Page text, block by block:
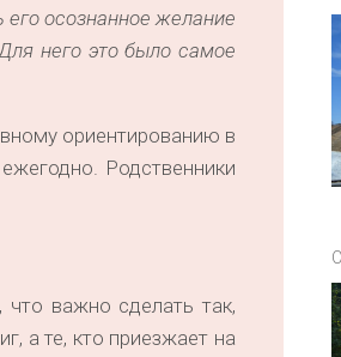
его осознанное желание
него это было самое
ориентированию в
Родственники
что важно сделать так,
а те, кто приезжает на